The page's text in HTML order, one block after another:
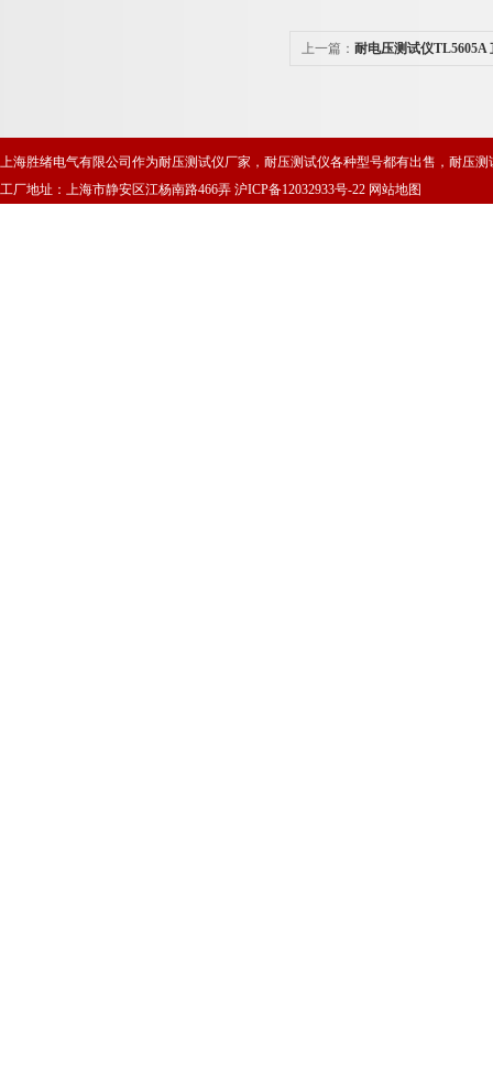
上一篇： 耐电压测试仪TL5605A
上海胜绪电气有限公司作为耐压测试仪厂家，耐压测试仪各种型号都有出售，耐压
工厂地址：上海市静安区江杨南路466弄 沪ICP备12032933号-22 网站地图